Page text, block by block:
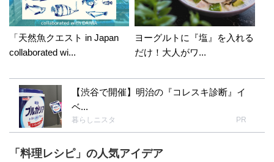
「天然魚クエスト in Japan
collaborated wi...
ヨーグルトに『塩』を入れる
だけ！大人がワ...
【渋谷で開催】明治の『コレスキ診断』イ
ベ...
暮らしニスタ PR
「料理レシピ」の人気アイデア